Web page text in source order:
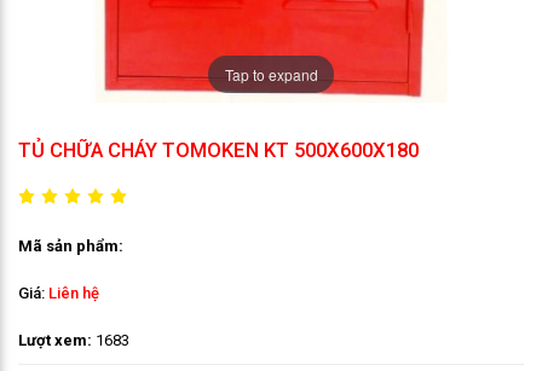
Tap to expand
TỦ CHỮA CHÁY TOMOKEN KT 500X600X180
Mã sản phẩm:
Giá: Liên hệ
Lượt xem: 1683